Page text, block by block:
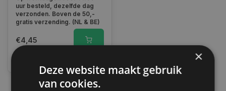
uur besteld, dezelfde dag
verzonden. Boven de 50,-
gratis verzending. (NL & BE)
€4,45
×
Deze website maakt gebruik
van cookies.